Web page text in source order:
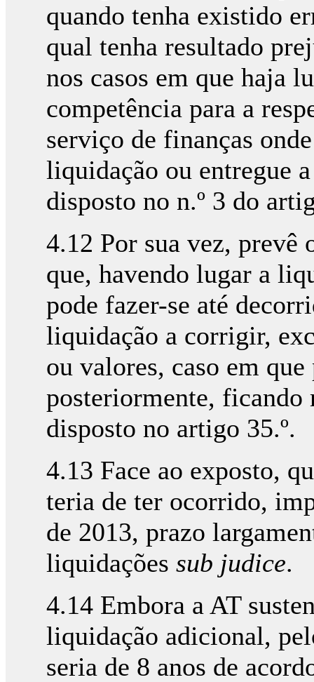
quando tenha existido
qual tenha resultado
nos casos em que haja
competência para a
serviço de finanças
liquidação ou entregue
disposto no n.º 3 do
4.12 Por sua vez, prevê
que, havendo lugar a
pode fazer-se até
liquidação a corrigir,
ou valores, caso em
posteriormente, ficando
disposto no artigo 35.º.
4.13 Face ao exposto,
teria de ter ocorrido,
de 2013, prazo
liquidações sub judice.
4.14 Embora a AT
liquidação adicional,
seria de 8 anos de